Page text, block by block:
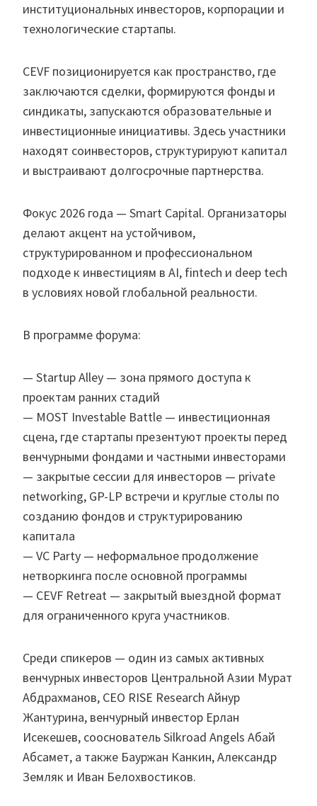
институциональных инвесторов, корпорации и
технологические стартапы.
CEVF позиционируется как пространство, где
заключаются сделки, формируются фонды и
синдикаты, запускаются образовательные и
инвестиционные инициативы. Здесь участники
находят соинвесторов, структурируют капитал
и выстраивают долгосрочные партнерства.
Фокус 2026 года — Smart Capital. Организаторы
делают акцент на устойчивом,
структурированном и профессиональном
подходе к инвестициям в AI, fintech и deep tech
в условиях новой глобальной реальности.
В программе форума:
— Startup Alley — зона прямого доступа к
проектам ранних стадий
— MOST Investable Battle — инвестиционная
сцена, где стартапы презентуют проекты перед
венчурными фондами и частными инвесторами
— закрытые сессии для инвесторов — private
networking, GP-LP встречи и круглые столы по
созданию фондов и структурированию
капитала
— VC Party — неформальное продолжение
нетворкинга после основной программы
— CEVF Retreat — закрытый выездной формат
для ограниченного круга участников.
Среди спикеров — один из самых активных
венчурных инвесторов Центральной Азии Мурат
Абдрахманов, CEO RISE Research Айнур
Жантурина, венчурный инвестор Ерлан
Исекешев, сооснователь Silkroad Angels Абай
Абсамет, а также Бауржан Канкин, Александр
Земляк и Иван Белохвостиков.